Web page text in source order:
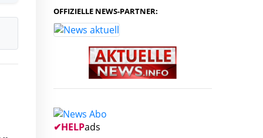
OFFIZIELLE NEWS-PARTNER:
✔HELPads